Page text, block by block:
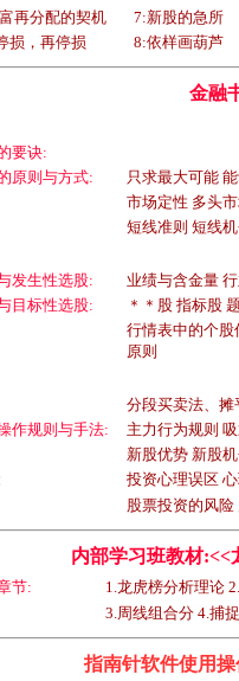
再分配的契机
7:新股的急所
损，再停损
8:依样画葫芦
金融
要诀:
原则与方式:
只求最大可能
市场定性 多头
短线准则 短线
发生性选股:
业绩与含金量
目标性选股:
＊＊股 指标股
行情表中的个股
原则
分段买卖法、摊
作规则与手法:
主力行为规则
新股优势 新股
投资心理误区
股票投资的风
内部学习班教材:<<
节:
1.龙虎榜分析理论
3.周线组合分 4.捕
指南针软件使用